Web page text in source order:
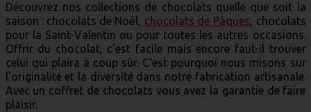
Découvrez nos collections de chocolats quelle que soit la
saison : chocolats de Noël, chocolats de Pâques, chocolats
pour la Saint-Valentin ou pour toutes les autres occasions.
Offrir du chocolat, c'est facile mais encore faut-il trouver
celui qui plaira à coup sûr. C'est pourquoi nous misons sur
l'originalité et la diversité dans notre fabrication artisanale.
Avec un coffret de chocolats vous avez la garantie de faire
plaisir.